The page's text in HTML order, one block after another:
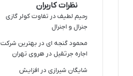
نظرات کاربران
رحیم لطیفدر تفاوت کولر گازی
جنرال و اجنرال
محمود گنجه ای در بهترین شرکت
اجاره جرثقیل در هروی تهران
شایگان شیرازی در افزایش